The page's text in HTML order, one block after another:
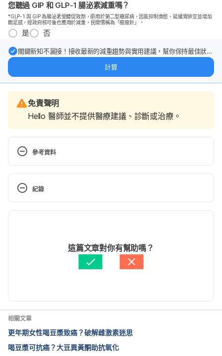
您聽過 GIP 和 GLP-1 腸泌素減重嗎？
*GLP-1 與 GIP 為腸泌素受體促效劑，原用於第二型糖尿病，因能抑制食慾、延緩胃排空並增加
飽足感，經政府核可後也應用於減重，民間慣稱為「瘦瘦針」。
是 否
關鍵新知不漏接！接收最新的減重趨勢與實用建議，幫你保持最佳狀
計算
免責聲明
Hello 醫師並不提供醫療建議、診斷或治療。
參考資料
暖暖入冬不吃胖（長庚醫訊）
https://docs.google.com/document/d/1W2CSGavZi
4kdlI92q7JvLNvNDJqOLiOGtphKF2OT3QI/edit
防治學術基金會）
https://www.liver.org.tw/HEVideoView.php?sid=386
Accessed Mar 25, 2022
科技大觀園）
https://scitechvista.nat.gov.tw/Article/c000008/det
c8808a3c9e94 Accessed Mar 25, 2022
紀錄
張凱安 Kyle Chang
Hello 醫師
這篇文章對你有幫助嗎？
相關文章
更年期女性喝豆漿致癌？破解雌激素迷思
喝豆漿可抗癌？大豆異黃酮助抗氧化